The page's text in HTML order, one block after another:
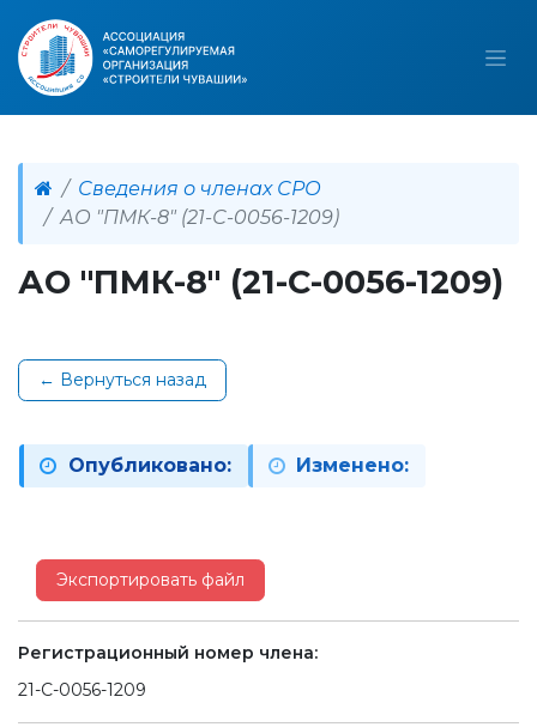
Сведения о членах СРО
АО "ПМК-8" (21-С-0056-1209)
АО "ПМК-8" (21-С-0056-1209)
← Вернуться назад
Опубликовано: Изменено:
Экспортировать файл
Регистрационный номер члена:
21-С-0056-1209